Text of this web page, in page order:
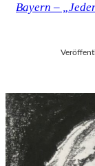
Bayern –